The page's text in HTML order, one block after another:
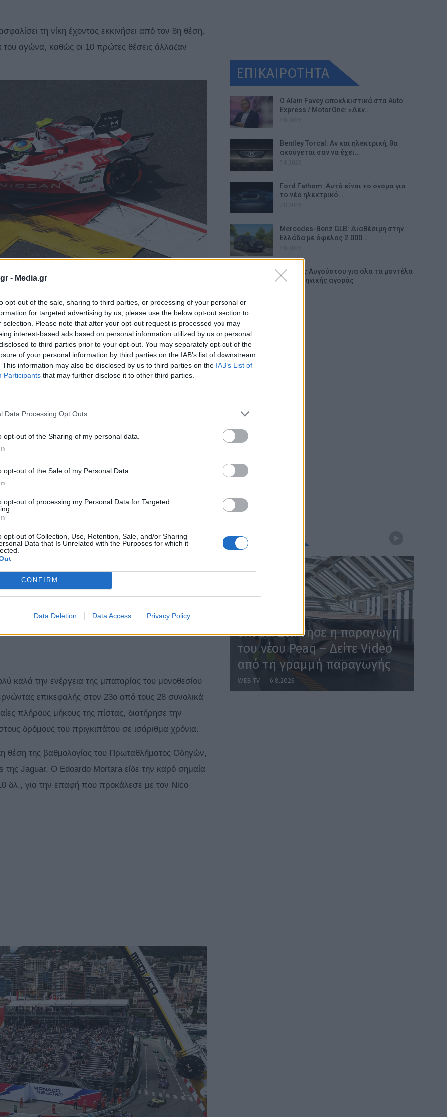
- Media.gr
opt-out of the sale, sharing to third parties, or processing of your personal or
for targeted advertising by us, please use the below opt-out section to
selection. Please note that after your opt-out request is processed you may
interest-based ads based on personal information utilized by us or personal
to third parties prior to your opt-out. You may separately opt-out of the
of your personal information by third parties on the IAB’s list of downstream
This information may also be disclosed by us to third parties on the IAB’s List of
Participants that may further disclose it to other third parties.
Data Processing Opt Outs
opt-out of the Sharing of my personal data.
opt-out of the Sale of my Personal Data.
opt-out of processing my Personal Data for Targeted
opt-out of Collection, Use, Retention, Sale, and/or Sharing
Data that Is Unrelated with the Purposes for which it
CONFIRM
Data Deletion Data Access Privacy Policy
τη νίκη έχοντας εκκινήσει από τον 8η θέση.
αγώνα, καθώς οι 10 πρώτες θέσεις άλλαζαν
αυτοκίνητο πόλης, από 17.900€!
στην κατηγορία του!
έρχεται να αλλάξει τα δεδομένα
E-Tech
καλά την ενέργεια της μπαταρίας του μονοθεσίου
επικεφαλής στον 23ο από τους 28 συνολικά
πλήρους μήκους της πίστας, διατήρησε την
δρόμους του πριγκιπάτου σε ισάριθμα χρόνια.
θέση της βαθμολογίας του Πρωταθλήματος Οδηγών,
Jaguar. Ο Edoardo Mortara είδε την καρό σημαία
δλ., για την επαφή που προκάλεσε με τον Nico
ΕΠΙΚΑΙΡΟΤΗΤΑ
Ο Alain Favey αποκλειστικά στα Auto
Express / MotorOne: «Δεν…
Bentley Torcal: Αν και ηλεκτρική, θα
ακούγεται σαν να έχει…
Ford Fathom: Αυτό είναι το όνομα για
το νέο ηλεκτρικό…
Mercedes-Benz GLB: Διαθέσιμη στην
Ελλάδα με όφελος 2.000…
Οι τιμές Αυγούστου για όλα τα μοντέλα
της ελληνικής αγοράς
WEBTV
Skoda: Ξεκίνησε η παραγωγή
του νέου Peaq – Δείτε Video
από τη γραμμή παραγωγής
WEB TV 6.8.2026